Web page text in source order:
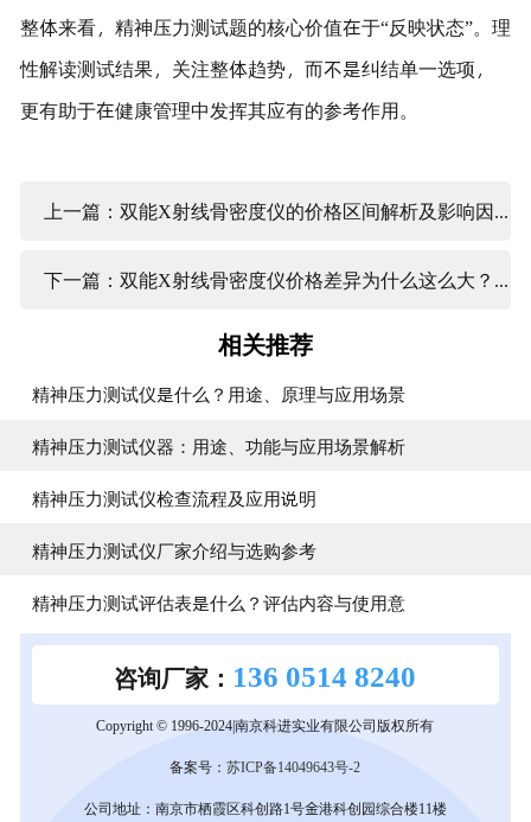
整体来看，精神压力测试题的核心价值在于“反映状态”。理
性解读测试结果，关注整体趋势，而不是纠结单一选项，
更有助于在健康管理中发挥其应有的参考作用。
上一篇：双能X射线骨密度仪的价格区间解析及影响因素说明
下一篇：双能X射线骨密度仪价格差异为什么这么大？一文看懂背后逻辑
相关推荐
精神压力测试仪是什么？用途、原理与应用场景
精神压力测试仪器：用途、功能与应用场景解析
精神压力测试仪检查流程及应用说明
精神压力测试仪厂家介绍与选购参考
精神压力测试评估表是什么？评估内容与使用意
咨询厂家： 136 0514 8240
Copyright © 1996-2024|南京科进实业有限公司版权所有
备案号：苏ICP备14049643号-2
公司地址：南京市栖霞区科创路1号金港科创园综合楼11楼